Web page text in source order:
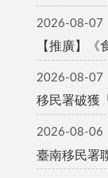
2026-08-07
【推廣】《
2026-08-07
2026-08-06